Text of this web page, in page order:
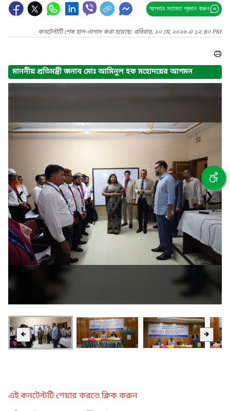
আপনার মতামত প্রদান করুন
কনটেন্টটি শেষ হাল-নাগাদ করা হয়েছে: রবিবার, ১০ মে, ২০২৬ এ ১২:৪০ PM
মাননীয় প্রতিমন্ত্রী জনাব মোঃ আমিনুল হক মহোদয়ের আগমন
❮ ❯
🡸 🡺
এই কনটেন্টটি শেয়ার করতে ক্লিক করুন